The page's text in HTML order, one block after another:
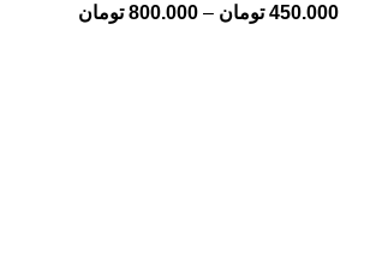
450.000 تومان –
800.000 تومان